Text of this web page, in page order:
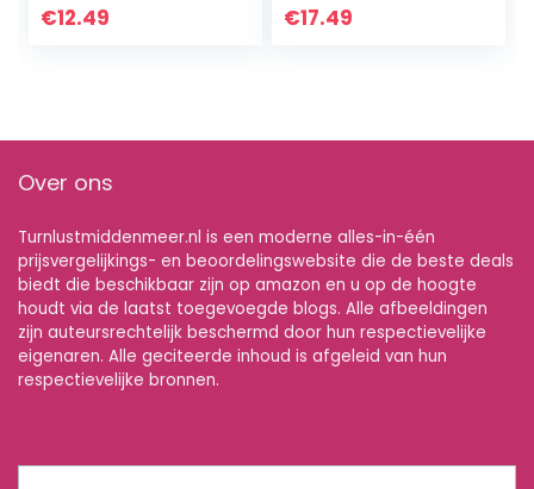
Pocket Armsteun
€12.49
streamer
€17.49
Over ons
Turnlustmiddenmeer.nl is een moderne alles-in-één
prijsvergelijkings- en beoordelingswebsite die de beste deals
biedt die beschikbaar zijn op amazon en u op de hoogte
houdt via de laatst toegevoegde blogs. Alle afbeeldingen
zijn auteursrechtelijk beschermd door hun respectievelijke
eigenaren. Alle geciteerde inhoud is afgeleid van hun
respectievelijke bronnen.